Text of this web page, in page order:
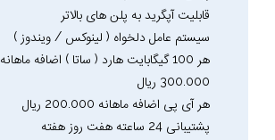
قابلیت آپگرید به پلن های بالاتر
سیستم عامل دلخواه ( لینوکس / ویندوز )
هر 100 گیگابایت هارد ( ساتا ) اضافه ماهانه
300.000 ریال
هر آی پی اضافه ماهانه 200.000 ریال
پشتیبانی 24 ساعته هفت روز هفته